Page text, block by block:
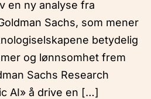
en ny analyse fra
Sachs, som mener
betydelig
og lønnsomhet frem
Sachs Research
AI» å drive en […]